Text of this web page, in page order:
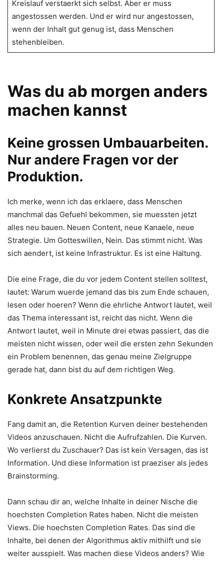
Kreislauf verstaerkt sich selbst. Aber er muss
angestossen werden. Und er wird nur angestossen,
wenn der Inhalt gut genug ist, dass Menschen
stehenbleiben.
Was du ab morgen anders
machen kannst
Keine grossen Umbauarbeiten.
Nur andere Fragen vor der
Produktion.
Ich merke, wenn ich das erklaere, dass Menschen
manchmal das Gefuehl bekommen, sie muessten jetzt
alles neu bauen. Neuen Content, neue Kanaele, neue
Strategie. Um Gotteswillen, Nein. Das stimmt nicht. Was
sich aendert, ist keine Infrastruktur. Es ist eine Haltung.
Die eine Frage, die du vor jedem Content stellen solltest,
lautet: Warum wuerde jemand das bis zum Ende schauen,
lesen oder hoeren? Wenn die ehrliche Antwort lautet, weil
das Thema interessant ist, reicht das nicht. Wenn die
Antwort lautet, weil in Minute drei etwas passiert, das die
meisten nicht wissen, oder weil die ersten zehn Sekunden
ein Problem benennen, das genau meine Zielgruppe
gerade hat, dann bist du auf dem richtigen Weg.
Konkrete Ansatzpunkte
Fang damit an, die Retention Kurven deiner bestehenden
Videos anzuschauen. Nicht die Aufrufzahlen. Die Kurven.
Wo verlierst du Zuschauer? Das ist kein Versagen, das ist
Information. Und diese Information ist praeziser als jedes
Brainstorming.
Dann schau dir an, welche Inhalte in deiner Nische die
hoechsten Completion Rates haben. Nicht die meisten
Views. Die hoechsten Completion Rates. Das sind die
Inhalte, bei denen der Algorithmus aktiv mithilft und sie
weiter ausspielt. Was machen diese Videos anders? Wie